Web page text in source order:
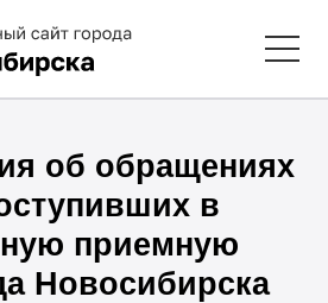
об обращениях
в
приемную
Новосибирска